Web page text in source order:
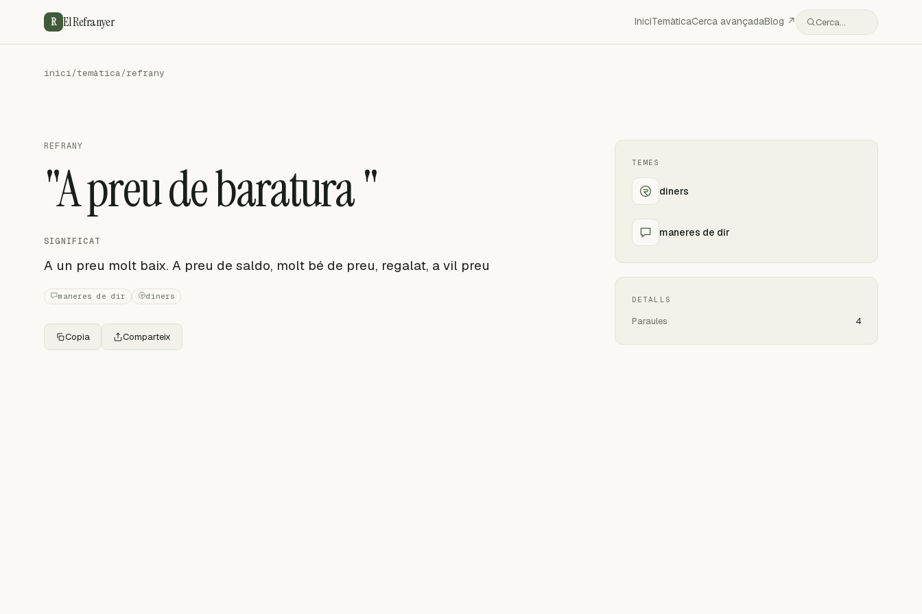
R El Refranyer IniciTemàticaCerca avançadaBlog ↗ Cerca…
inici/temàtica/refrany
REFRANY
"A preu de baratura "
SIGNIFICAT
A un preu molt baix. A preu de saldo, molt bé de preu, regalat, a vil preu
maneres de dir diners
Copia Comparteix
TEMES
diners
maneres de dir
DETALLS
Paraules 4